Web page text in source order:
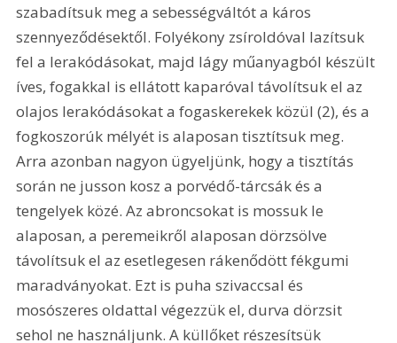
szabadítsuk meg a sebességváltót a káros
szennyeződésektől. Folyékony zsíroldóval lazítsuk
fel a lerakódásokat, majd lágy műanyagból készült
íves, fogakkal is ellátott kaparóval távolítsuk el az
olajos lerakódásokat a fogaskerekek közül (2), és a
fogkoszorúk mélyét is alaposan tisztítsuk meg.
Arra azonban nagyon ügyeljünk, hogy a tisztítás
során ne jusson kosz a porvédő-tárcsák és a
tengelyek közé. Az abroncsokat is mossuk le
alaposan, a peremeikről alaposan dörzsölve
távolítsuk el az esetlegesen rákenődött fékgumi
maradványokat. Ezt is puha szivaccsal és
mosószeres oldattal végezzük el, durva dörzsit
sehol ne használjunk. A küllőket részesítsük